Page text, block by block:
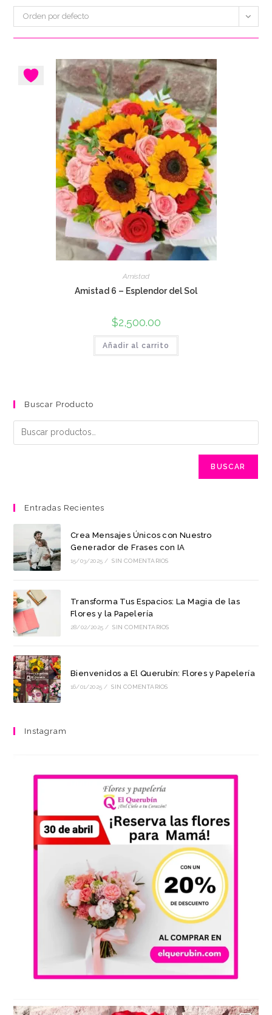
Orden por defecto
Amistad
Amistad 6 – Esplendor del Sol
$2,500.00
Añadir al carrito
Buscar Producto
BUSCAR
Entradas Recientes
Crea Mensajes Únicos con Nuestro
Generador de Frases con IA
15/03/2025 / SIN COMENTARIOS
Transforma Tus Espacios: La Magia de las
Flores y la Papelería
28/02/2025 / SIN COMENTARIOS
Bienvenidos a El Querubín: Flores y Papelería
16/01/2025 / SIN COMENTARIOS
Instagram